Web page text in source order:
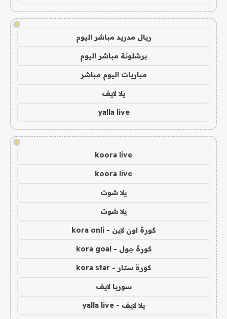
!
ريال مدريد مباشر اليوم
برشلونة مباشر اليوم
مباريات اليوم مباشر
يلا لايف
yalla live
!
koora live
koora live
يلا شوت
يلا شوت
كورة اون لاين - kora onli
كورة جول - kora goal
كورة ستار - kora star
سوريا لايف
يلا لايف - yalla live